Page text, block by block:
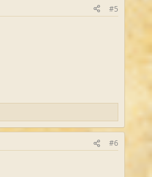
#5
#6